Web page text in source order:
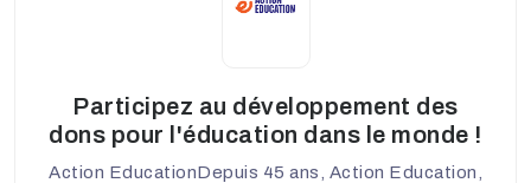
Participez au développement des
dons pour l'éducation dans le monde !
Action EducationDepuis 45 ans, Action Education,